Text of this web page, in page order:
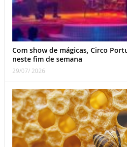
Com show de mágicas, Circo
neste fim de semana
29/07/ 2026